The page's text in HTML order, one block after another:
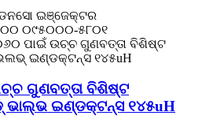
ଗୁଣବତ୍ତା ବିଶିଷ୍ଟ
ଇଣ୍ଡକ୍ଟନ୍ସ ୧୪୫uH